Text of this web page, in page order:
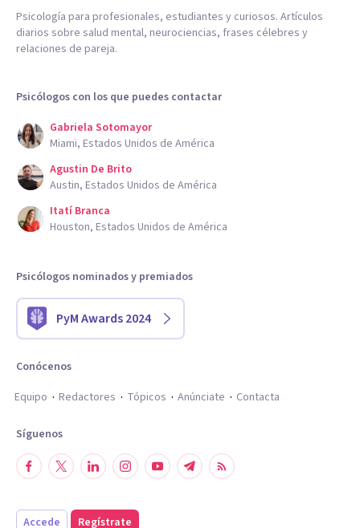
Psicología para profesionales, estudiantes y curiosos. Artículos
diarios sobre salud mental, neurociencias, frases célebres y
relaciones de pareja.
Psicólogos con los que puedes contactar
Gabriela Sotomayor
Miami, Estados Unidos de América
Agustin De Brito
Austin, Estados Unidos de América
Itatí Branca
Houston, Estados Unidos de América
Psicólogos nominados y premiados
PyM Awards 2024
Conócenos
Equipo
Redactores Tópicos Anúnciate Contacta
Síguenos
Accede Regístrate